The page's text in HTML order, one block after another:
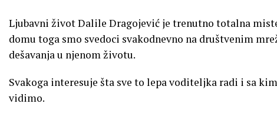
Ljubavni život Dalile Dragojević je trenutno totalna
domu toga smo svedoci svakodnevno na društvenim
dešavanja u njenom životu.
Svakoga interesuje šta sve to lepa voditeljka radi i sa
vidimo.